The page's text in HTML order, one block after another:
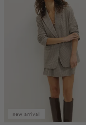
new arrival